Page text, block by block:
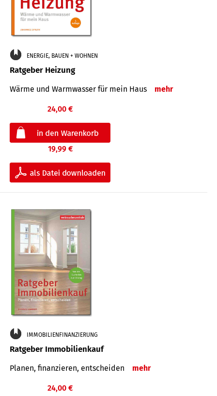
ENERGIE, BAUEN + WOHNEN
Ratgeber Heizung
Wärme und Warmwasser für mein Haus mehr
24,00 €
19,99 €
IMMOBILIENFINANZIERUNG
Ratgeber Immobilienkauf
Planen, finanzieren, entscheiden mehr
24,00 €